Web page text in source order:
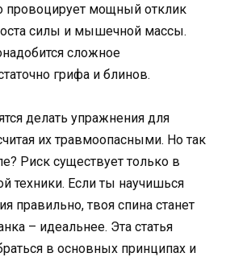
мощный отклик
силы и мышечной массы.
сложное
грифа и блинов.
делать упражнения для
их травмоопасными. Но так
Риск существует только в
техники. Если ты научишься
правильно, твоя спина станет
– идеальнее. Эта статья
в основных принципах и